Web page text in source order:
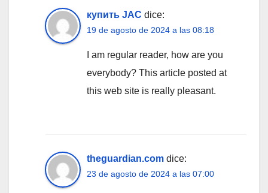
купить JAC dice:
19 de agosto de 2024 a las 08:18
I am regular reader, how are you
everybody? This article posted at
this web site is really pleasant.
theguardian.com dice:
23 de agosto de 2024 a las 07:00